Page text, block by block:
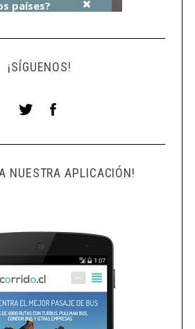
¡SÍGUENOS!
NUESTRA APLICACIÓN!